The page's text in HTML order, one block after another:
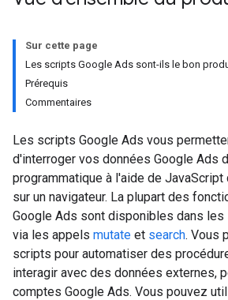
Sur cette page
Les scripts Google Ads sont-ils le bon
Prérequis
Commentaires
Les scripts Google Ads vous
d'interroger vos données Google Ads
programmatique à l'aide de JavaScript
sur un navigateur. La plupart des
Google Ads sont disponibles dans
via les appels mutate et search. Vous
scripts pour automatiser des
interagir avec des données externes,
comptes Google Ads. Vous pouvez